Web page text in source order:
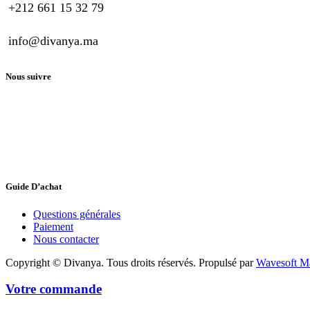
+212 661 15 32 79
info@divanya.ma
Nous suivre
Guide D’achat
Questions générales
Paiement
Nous contacter
Copyright © Divanya. Tous droits réservés. Propulsé parWavesoft
Votre commande